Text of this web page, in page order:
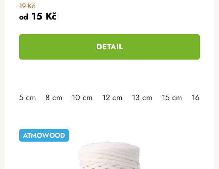
od 15 Kč
19 Kč
DETAIL
5 cm 8 cm 10 cm 12 cm 13 cm 15 cm 16 cm
ATMOWOOD